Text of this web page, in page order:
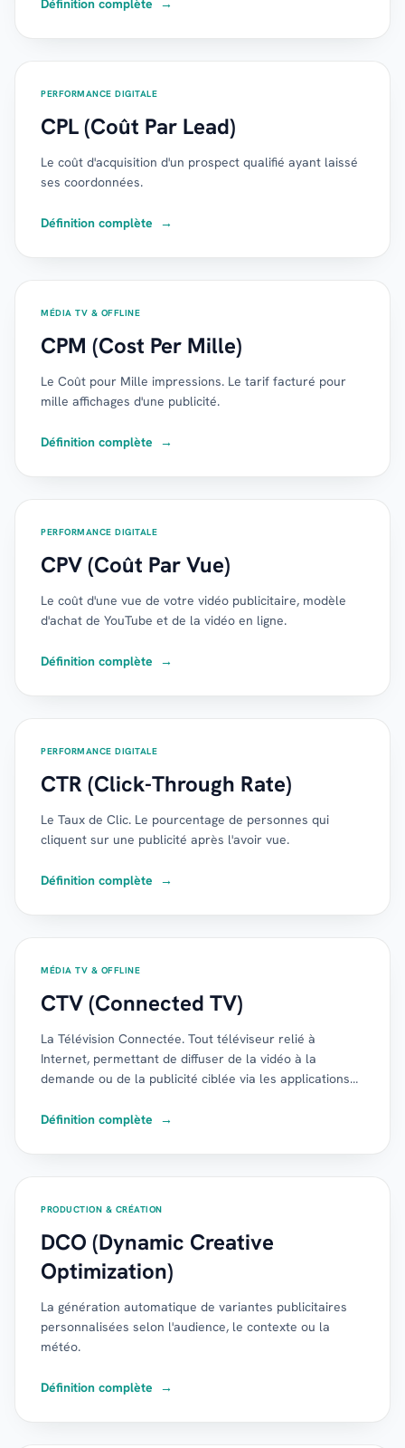
Définition complète →
PERFORMANCE DIGITALE
CPL (Coût Par Lead)
Le coût d'acquisition d'un prospect qualifié ayant laissé
ses coordonnées.
Définition complète →
MÉDIA TV & OFFLINE
CPM (Cost Per Mille)
Le Coût pour Mille impressions. Le tarif facturé pour
mille affichages d'une publicité.
Définition complète →
PERFORMANCE DIGITALE
CPV (Coût Par Vue)
Le coût d'une vue de votre vidéo publicitaire, modèle
d'achat de YouTube et de la vidéo en ligne.
Définition complète →
PERFORMANCE DIGITALE
CTR (Click-Through Rate)
Le Taux de Clic. Le pourcentage de personnes qui
cliquent sur une publicité après l'avoir vue.
Définition complète →
MÉDIA TV & OFFLINE
CTV (Connected TV)
La Télévision Connectée. Tout téléviseur relié à
Internet, permettant de diffuser de la vidéo à la
demande ou de la publicité ciblée via les applications
Définition complète
→
PRODUCTION & CRÉATION
DCO (Dynamic Creative
Optimization)
La génération automatique de variantes publicitaires
personnalisées selon l'audience, le contexte ou la
météo.
Définition complète →